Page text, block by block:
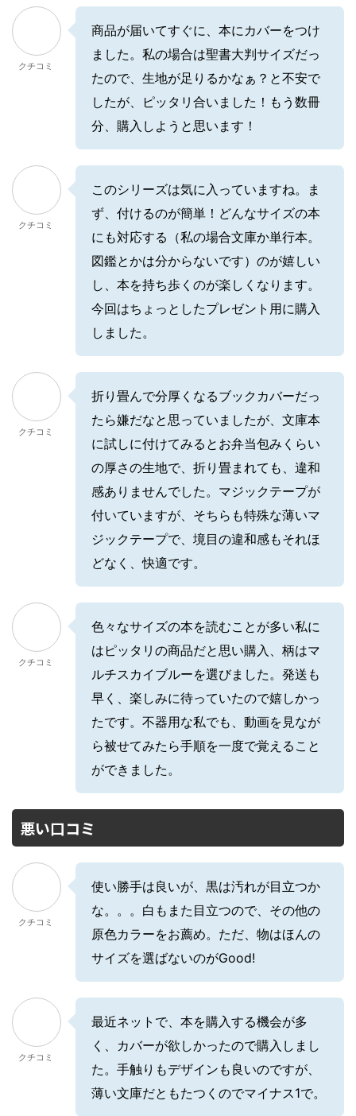
クチコミ
商品が届いてすぐに、本にカバーをつけ
ました。私の場合は聖書大判サイズだっ
たので、生地が足りるかなぁ？と不安で
したが、ピッタリ合いました！もう数冊
分、購入しようと思います！
クチコミ
このシリーズは気に入っていますね。ま
ず、付けるのが簡単！どんなサイズの本
にも対応する（私の場合文庫か単行本。
図鑑とかは分からないです）のが嬉しい
し、本を持ち歩くのが楽しくなります。
今回はちょっとしたプレゼント用に購入
しました。
クチコミ
折り畳んで分厚くなるブックカバーだっ
たら嫌だなと思っていましたが、文庫本
に試しに付けてみるとお弁当包みくらい
の厚さの生地で、折り畳まれても、違和
感ありませんでした。マジックテープが
付いていますが、そちらも特殊な薄いマ
ジックテープで、境目の違和感もそれほ
どなく、快適です。
クチコミ
色々なサイズの本を読むことが多い私に
はピッタリの商品だと思い購入、柄はマ
ルチスカイブルーを選びました。発送も
早く、楽しみに待っていたので嬉しかっ
たです。不器用な私でも、動画を見なが
ら被せてみたら手順を一度で覚えること
ができました。
悪い口コミ
クチコミ
使い勝手は良いが、黒は汚れが目立つか
な。。。白もまた目立つので、その他の
原色カラーをお薦め。ただ、物はほんの
サイズを選ばないのがGood!
クチコミ
最近ネットで、本を購入する機会が多
く、カバーが欲しかったので購入しまし
た。手触りもデザインも良いのですが、
薄い文庫だともたつくのでマイナス1で。